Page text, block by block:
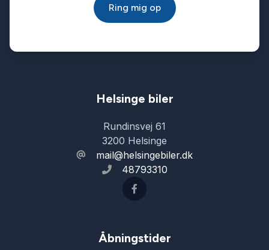
Ring mig op
Helsinge biler
Rundinsvej 61
3200 Helsinge
mail@helsingebiler.dk
48793310
Åbningstider